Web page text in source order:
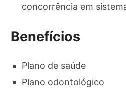
concorrência em
Benefícios
Plano de saúde
Plano odontológico